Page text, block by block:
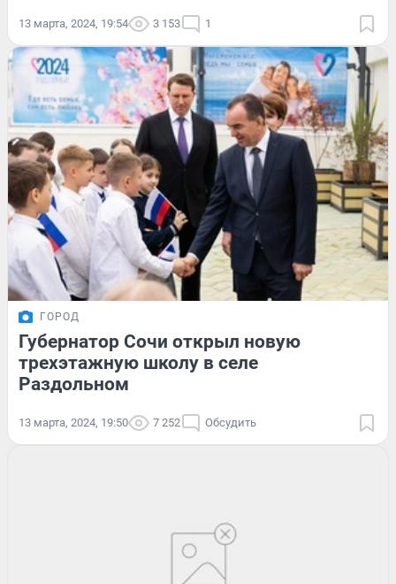
13 марта, 2024, 19:54 3 153 1
ГОРОД
Губернатор Сочи открыл новую
трехэтажную школу в селе
Раздольном
13 марта, 2024, 19:50 7 252 Обсудить